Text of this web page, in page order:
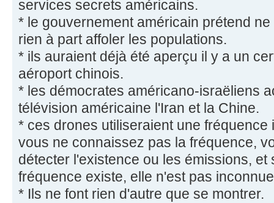
services secrets américains.
* le gouvernement américain prétend
rien à part affoler les populations.
* ils auraient déjà été aperçu il y a un
aéroport chinois.
* les démocrates américano-israëliens
télévision américaine l'Iran et la Chine.
* ces drones utiliseraient une fréquence
vous ne connaissez pas la fréquence,
détecter l'existence ou les émissions, et
fréquence existe, elle n'est pas
* Ils ne font rien d'autre que se montrer.